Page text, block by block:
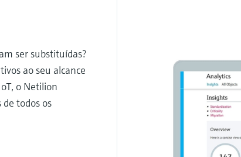
ser substituídas?
ao seu alcance
o Netilion
todos os